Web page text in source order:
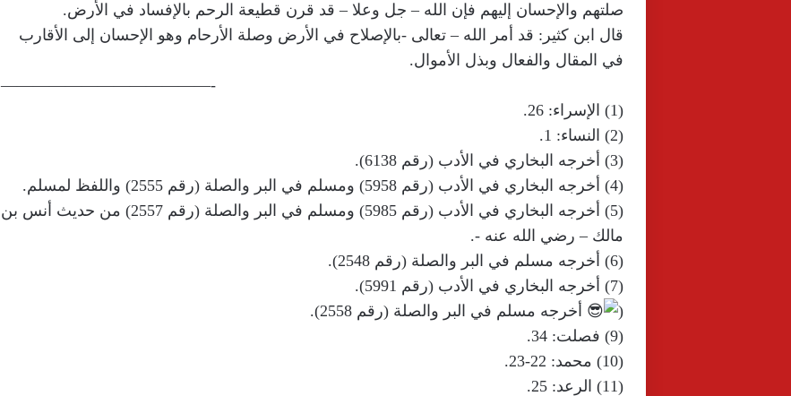
صلتهم والإحسان إليهم فإن الله – جل وعلا – قد قرن قطيعة الرحم بالإفساد في الأرض.
قال ابن كثير: قد أمر الله – تعالى -بالإصلاح في الأرض وصلة الأرحام وهو الإحسان إلى الأقارب
في المقال والفعال وبذل الأموال.
—————————————-
(1) الإسراء: 26.
(2) النساء: 1.
(3) أخرجه البخاري في الأدب (رقم 6138).
(4) أخرجه البخاري في الأدب (رقم 5958) ومسلم في البر والصلة (رقم 2555) واللفظ لمسلم.
(5) أخرجه البخاري في الأدب (رقم 5985) ومسلم في البر والصلة (رقم 2557) من حديث أنس بن
مالك – رضي الله عنه -.
(6) أخرجه مسلم في البر والصلة (رقم 2548).
(7) أخرجه البخاري في الأدب (رقم 5991).
(
أخرجه مسلم في البر والصلة (رقم 2558).
(9) فصلت: 34.
(10) محمد: 22-23.
(11) الرعد: 25.